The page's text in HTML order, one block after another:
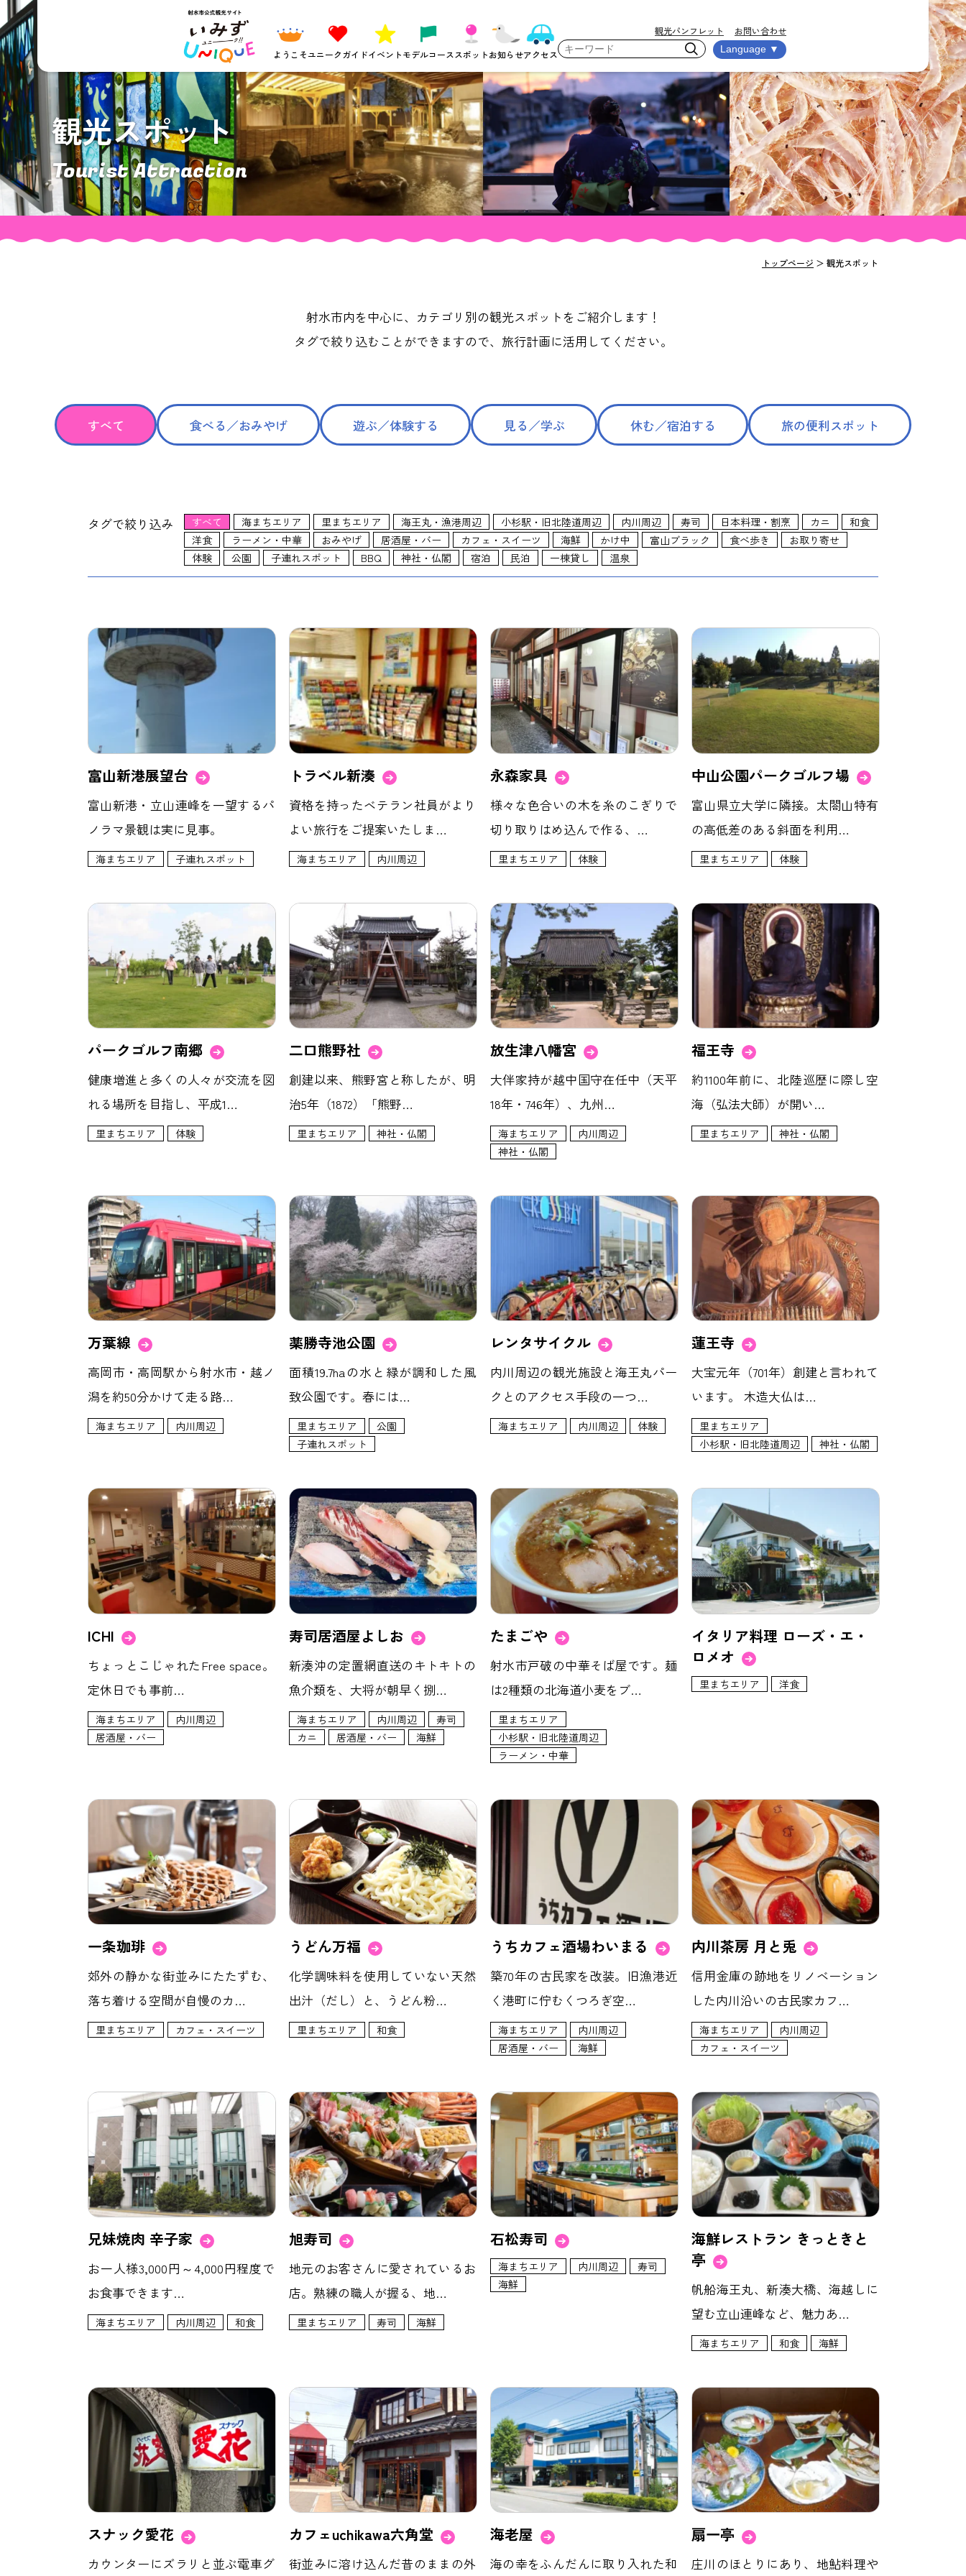
ようこそユニークガイドイベントモデルコーススポットお知らせアクセス
観光パンフレット お問い合わせ
Language ▼
観光スポット
Tourist Attraction
トップページ ＞ 観光スポット
射水市内を中心に、カテゴリ別の観光スポットをご紹介します！
タグで絞り込むことができますので、旅行計画に活用してください。
すべて 食べる／おみやげ 遊ぶ／体験する 見る／学ぶ 休む／宿泊する 旅の便利スポット
タグで絞り込み すべて 海まちエリア 里まちエリア 海王丸・漁港周辺 小杉駅・旧北陸道周辺 内川周辺 寿司 日本料理・割烹 カニ
和食
洋食
ラーメン・中華 おみやげ 居酒屋・バー カフェ・スイーツ 海鮮 かけ中 富山ブラック 食べ歩き
お取り寄せ
体験
公園 子連れスポット BBQ 神社・仏閣 宿泊 民泊 一棟貸し 温泉
富山新港展望台
富山新港・立山連峰を一望するパ
ノラマ景観は実に見事。
海まちエリア 子連れスポット
トラベル新湊
資格を持ったベテラン社員がより
よい旅行をご提案いたしま…
海まちエリア 内川周辺
永森家具
様々な色合いの木を糸のこぎりで
切り取りはめ込んで作る、…
里まちエリア 体験
中山公園パークゴルフ場
富山県立大学に隣接。太閤山特有
の高低差のある斜面を利用…
里まちエリア 体験
パークゴルフ南郷
健康増進と多くの人々が交流を図
れる場所を目指し、平成1…
里まちエリア 体験
二口熊野社
創建以来、熊野宮と称したが、明
治5年（1872）「熊野…
里まちエリア 神社・仏閣
放生津八幡宮
大伴家持が越中国守在任中（天平
18年・746年）、九州…
海まちエリア
内川周辺
神社・仏閣
福王寺
約1100年前に、北陸巡歴に際し空
海（弘法大師）が開い…
里まちエリア 神社・仏閣
万葉線
高岡市・高岡駅から射水市・越ノ
潟を約50分かけて走る路…
海まちエリア 内川周辺
薬勝寺池公園
面積19.7haの水と緑が調和した風
致公園です。春には…
里まちエリア
公園
子連れスポット
レンタサイクル
内川周辺の観光施設と海王丸パー
クとのアクセス手段の一つ…
海まちエリア 内川周辺 体験
蓮王寺
大宝元年（701年）創建と言われて
います。 木造大仏は…
里まちエリア
小杉駅・旧北陸道周辺
神社・仏閣
ICHI
ちょっとこじゃれたFree space。
定休日でも事前…
海まちエリア
内川周辺
居酒屋・バー
寿司居酒屋よしお
新湊沖の定置網直送のキトキトの
魚介類を、大将が朝早く捌…
海まちエリア 内川周辺
寿司
カニ
居酒屋・バー 海鮮
たまごや
射水市戸破の中華そば屋です。麺
は2種類の北海道小麦をブ…
里まちエリア
小杉駅・旧北陸道周辺
ラーメン・中華
イタリア料理 ローズ・エ・
ロメオ
里まちエリア 洋食
一条珈琲
郊外の静かな街並みにたたずむ、
落ち着ける空間が自慢のカ…
里まちエリア カフェ・スイーツ
うどん万福
化学調味料を使用していない天然
出汁（だし）と、うどん粉…
里まちエリア 和食
うちカフェ酒場わいまる
築70年の古民家を改装。旧漁港近
く港町に佇むくつろぎ空…
海まちエリア
内川周辺
居酒屋・バー
海鮮
内川茶房 月と兎
信用金庫の跡地をリノベーション
した内川沿いの古民家カフ…
海まちエリア
内川周辺
カフェ・スイーツ
兄妹焼肉 辛子家
お一人様3,000円～4,000円程度で
お食事できます…
海まちエリア 内川周辺 和食
旭寿司
地元のお客さんに愛されているお
店。熟練の職人が握る、地…
里まちエリア 寿司 海鮮
石松寿司
海まちエリア 内川周辺
寿司
海鮮
海鮮レストラン きっときと
亭
帆船海王丸、新湊大橋、海越しに
望む立山連峰など、魅力あ…
海まちエリア 和食 海鮮
スナック愛花
カウンターにズラリと並ぶ電車グ
カフェuchikawa六角堂
街並みに溶け込んだ昔のままの外
海老屋
海の幸をふんだんに取り入れた和
扇一亭
庄川のほとりにあり、地鮎料理や